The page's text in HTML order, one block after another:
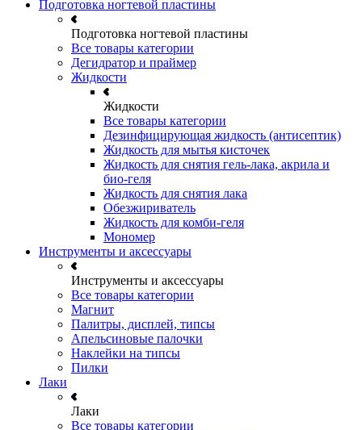
Подготовка ногтевой пластины
Подготовка ногтевой пластины
Все товары категории
Дегидратор и праймер
Жидкости
Жидкости
Все товары категории
Дезинфицирующая жидкость (антисептик)
Жидкость для мытья кисточек
Жидкость для снятия гель-лака, акрила и
био-геля
Жидкость для снятия лака
Обезжириватель
Жидкость для комби-геля
Мономер
Инструменты и аксессуары
Инструменты и аксессуары
Все товары категории
Магнит
Палитры, дисплей, типсы
Апельсиновые палочки
Наклейки на типсы
Пилки
Лаки
Лаки
Все товары категории